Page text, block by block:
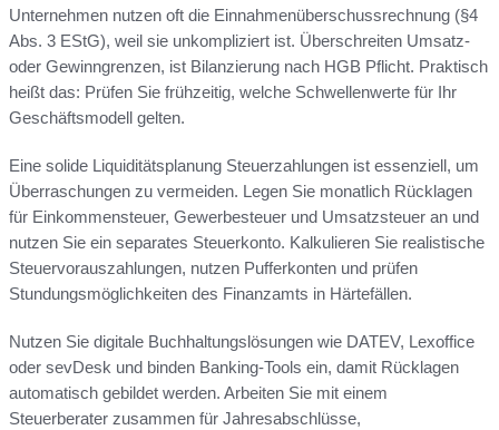
Unternehmen nutzen oft die Einnahmenüberschussrechnung (§4
Abs. 3 EStG), weil sie unkompliziert ist. Überschreiten Umsatz-
oder Gewinngrenzen, ist Bilanzierung nach HGB Pflicht. Praktisch
heißt das: Prüfen Sie frühzeitig, welche Schwellenwerte für Ihr
Geschäftsmodell gelten.
Eine solide Liquiditätsplanung Steuerzahlungen ist essenziell, um
Überraschungen zu vermeiden. Legen Sie monatlich Rücklagen
für Einkommensteuer, Gewerbesteuer und Umsatzsteuer an und
nutzen Sie ein separates Steuerkonto. Kalkulieren Sie realistische
Steuervorauszahlungen, nutzen Pufferkonten und prüfen
Stundungsmöglichkeiten des Finanzamts in Härtefällen.
Nutzen Sie digitale Buchhaltungslösungen wie DATEV, Lexoffice
oder sevDesk und binden Banking-Tools ein, damit Rücklagen
automatisch gebildet werden. Arbeiten Sie mit einem
Steuerberater zusammen für Jahresabschlüsse,